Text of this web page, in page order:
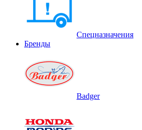
Спецназначения
Бренды
Badger